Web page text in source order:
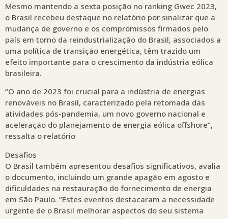
Mesmo mantendo a sexta posição no ranking Gwec 2023,
o Brasil recebeu destaque no relatório por sinalizar que a
mudança de governo e os compromissos firmados pelo
país em torno da reindustrialização do Brasil, associados a
uma política de transição energética, têm trazido um
efeito importante para o crescimento da indústria eólica
brasileira.
“O ano de 2023 foi crucial para a indústria de energias
renováveis no Brasil, caracterizado pela retomada das
atividades pós-pandemia, um novo governo nacional e
aceleração do planejamento de energia eólica offshore”,
ressalta o relatório
Desafios
O Brasil também apresentou desafios significativos, avalia
o documento, incluindo um grande apagão em agosto e
dificuldades na restauração do fornecimento de energia
em São Paulo. “Estes eventos destacaram a necessidade
urgente de o Brasil melhorar aspectos do seu sistema